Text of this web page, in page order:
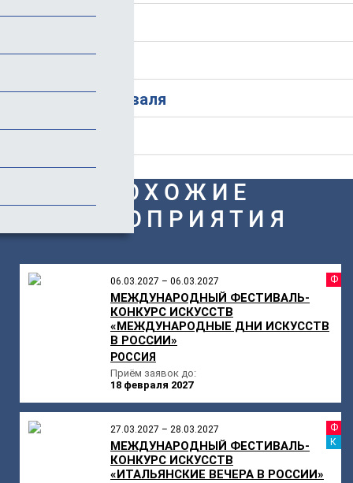
История фестиваля
ПОХОЖИЕ
МЕРОПРИЯТИЯ
06.03.2027 – 06.03.2027
МЕЖДУНАРОДНЫЙ ФЕСТИВАЛЬ-
КОНКУРС ИСКУССТВ
«МЕЖДУНАРОДНЫЕ ДНИ ИСКУССТВ
В РОССИИ»
РОССИЯ
Приём заявок до:
18 февраля 2027
27.03.2027 – 28.03.2027
МЕЖДУНАРОДНЫЙ ФЕСТИВАЛЬ-
КОНКУРС ИСКУССТВ
«ИТАЛЬЯНСКИЕ ВЕЧЕРА В РОССИИ»